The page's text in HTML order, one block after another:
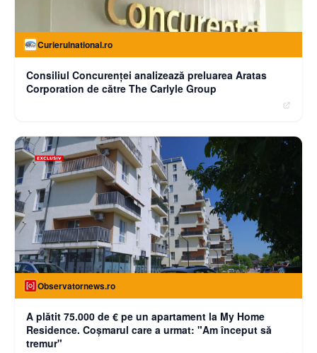
Curierulnational.ro
Consiliul Concurenței analizează preluarea Aratas
Corporation de către The Carlyle Group
Observatornews.ro
A plătit 75.000 de € pe un apartament la My Home
Residence. Coşmarul care a urmat: "Am început să
tremur"